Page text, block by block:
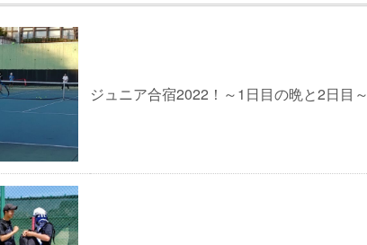
ジュニア合宿2022！～1日目の晩と2日目～